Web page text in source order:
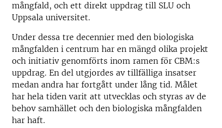
mångfald, och ett direkt uppdrag till SLU och
Uppsala universitet.
Under dessa tre decennier med den biologiska
mångfalden i centrum har en mängd olika projekt
och initiativ genomförts inom ramen för CBM:s
uppdrag. En del utgjordes av tillfälliga insatser
medan andra har fortgått under lång tid. Målet
har hela tiden varit att utvecklas och styras av de
behov samhället och den biologiska mångfalden
har haft.